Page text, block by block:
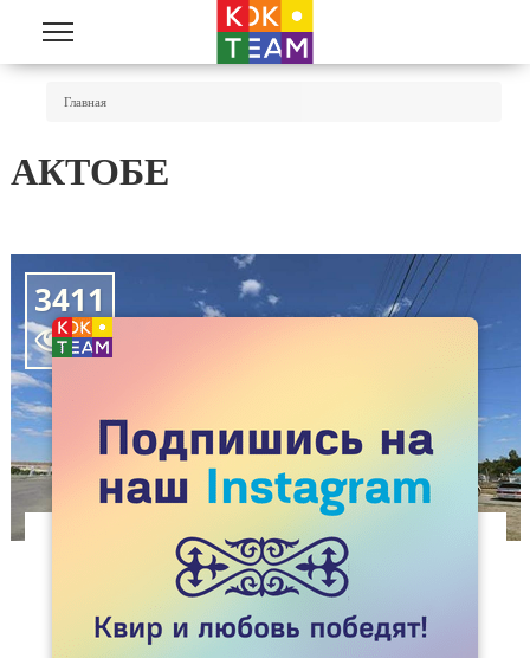
Перейти к основному содержанию
Главная
АКТОБЕ
3411

СЕРГЕЙ ДУВАНОВ НАПИСАЛ О"РАДУЖНОМ"
ДОМЕ В АКТОБЕ